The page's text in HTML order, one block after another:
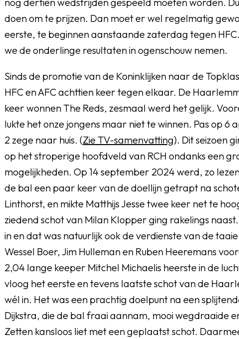
doen om te prijzen. Dan moet er wel regelmatig
eerste, te beginnen aanstaande zaterdag tegen
we de onderlinge resultaten in ogenschouw nemen.
Sinds de promotie van de Koninklijken naar de
HFC en AFC achttien keer tegen elkaar. De
keer wonnen The Reds, zesmaal werd het gelijk.
lukte het onze jongens maar niet te winnen. Pas op 6
2 zege naar huis. (Zie TV-samenvatting). Dit seizoen
op het stroperige hoofdveld van RCH ondanks een
mogelijkheden. Op 14 september 2024 werd, zo
de bal een paar keer van de doellijn getrapt na
Linthorst, en mikte Matthijs Jesse twee keer net te
ziedend schot van Milan Klopper ging rakelings
in en dat was natuurlijk ook de verdienste van de
Wessel Boer, Jim Hulleman en Ruben Heeremans
2,04 lange keeper Mitchel Michaelis heerste in de
vloog het eerste en tevens laatste schot van de
wél in. Het was een prachtig doelpunt na een
Dijkstra, die de bal fraai aannam, mooi wegdraaide
Zetten kansloos liet met een geplaatst schot.